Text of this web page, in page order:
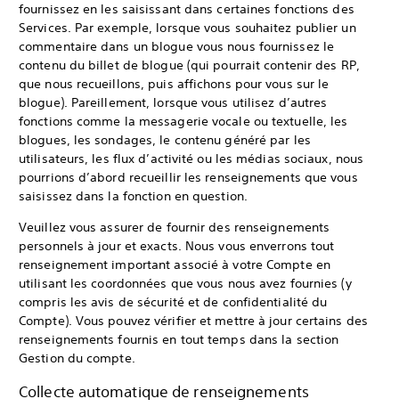
fournissez en les saisissant dans certaines fonctions des
Services. Par exemple, lorsque vous souhaitez publier un
commentaire dans un blogue vous nous fournissez le
contenu du billet de blogue (qui pourrait contenir des RP,
que nous recueillons, puis affichons pour vous sur le
blogue). Pareillement, lorsque vous utilisez d’autres
fonctions comme la messagerie vocale ou textuelle, les
blogues, les sondages, le contenu généré par les
utilisateurs, les flux d’activité ou les médias sociaux, nous
pourrions d’abord recueillir les renseignements que vous
saisissez dans la fonction en question.
Veuillez vous assurer de fournir des renseignements
personnels à jour et exacts. Nous vous enverrons tout
renseignement important associé à votre Compte en
utilisant les coordonnées que vous nous avez fournies (y
compris les avis de sécurité et de confidentialité du
Compte). Vous pouvez vérifier et mettre à jour certains des
renseignements fournis en tout temps dans la section
Gestion du compte.
Collecte automatique de renseignements